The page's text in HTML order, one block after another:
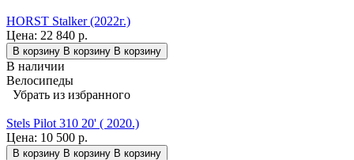
HORST Stalker (2022г.)
Цена: 22 840 р.
В корзину В корзину В корзину
В наличии
Велосипеды
Убрать из избранного
Stels Pilot 310 20' ( 2020.)
Цена: 10 500 р.
В корзину В корзину В корзину